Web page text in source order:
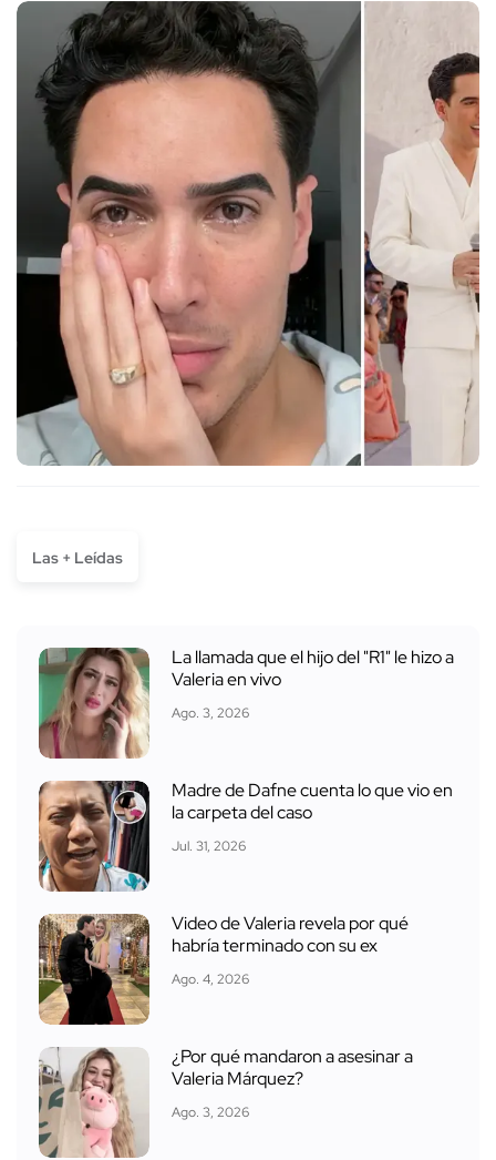
Las + Leídas
La llamada que el hijo del "R1" le hizo a
Valeria en vivo
Ago. 3, 2026
Madre de Dafne cuenta lo que vio en
la carpeta del caso
Jul. 31, 2026
Video de Valeria revela por qué
habría terminado con su ex
Ago. 4, 2026
¿Por qué mandaron a asesinar a
Valeria Márquez?
Ago. 3, 2026